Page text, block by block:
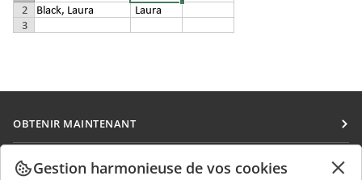
OBTENIR MAINTENANT
Docs
DocSpace
COLLABORATION
Gestion harmonieuse de vos cookies